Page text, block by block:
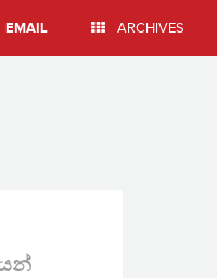
EMAIL ARCHIVES